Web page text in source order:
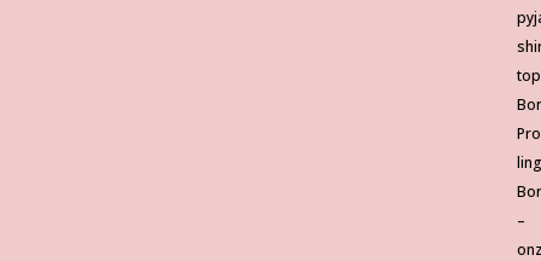
top
–